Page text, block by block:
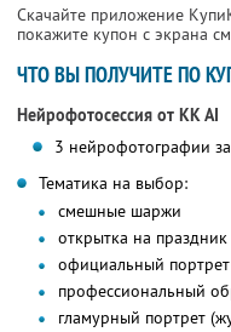
Скачайте приложение
покажите купон с экрана
ЧТО ВЫ ПОЛУЧИТЕ ПО
Нейрофотосессия от KK AI
3 нейрофотографии
Тематика на выбор:
смешные шаржи
открытка на
официальный
профессиональный
гламурный портрет